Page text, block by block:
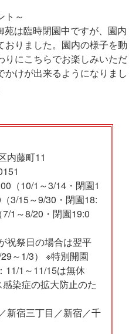
ト～
苑は臨時閉園中ですが、園内
りました。園内の様子を動
りにこちらでお楽しみいただ
けが出来るようになりまし
内藤町11
（10/1～3/14・閉園1
3/15～9/30・閉園18:
1～8/20・閉園19:0
祝祭日の場合は翌平
～1/3） ※特別開園
11/1～11/15は無休
染症の拡大防止のた
新宿三丁目／新宿／千